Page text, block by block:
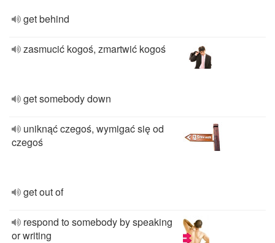
get behind
zasmucić kogoś, zmartwić kogoś
get somebody down
uniknąć czegoś, wymigać się od
czegoś
get out of
respond to somebody by speaking
or writing